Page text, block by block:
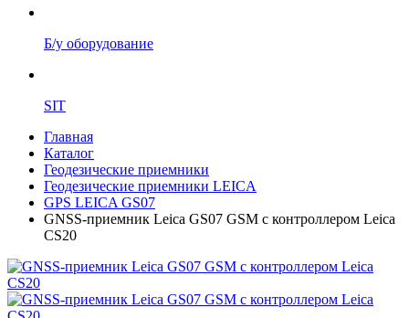
Б/у оборудование
SIT
Главная
Каталог
Геодезические приемники
Геодезические приемники LEICA
GPS LEICA GS07
GNSS-приемник Leica GS07 GSM с контроллером Leica
CS20